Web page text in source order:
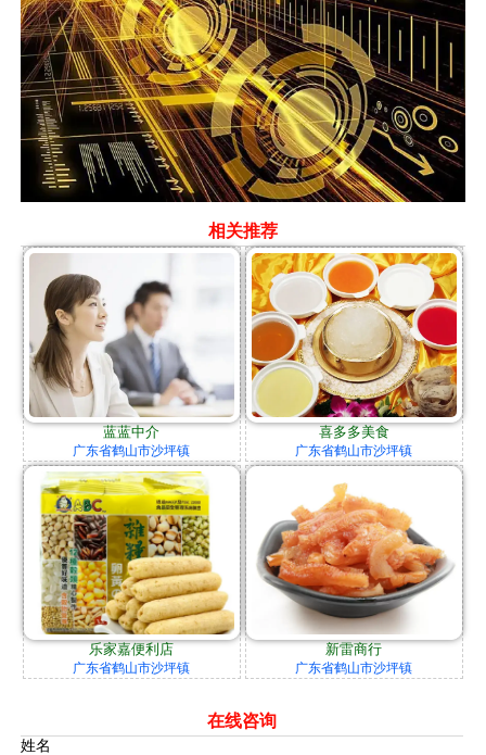
相关推荐
蓝蓝中介
广东省鹤山市沙坪镇
喜多多美食
广东省鹤山市沙坪镇
乐家嘉便利店
广东省鹤山市沙坪镇
新雷商行
广东省鹤山市沙坪镇
在线咨询
姓名